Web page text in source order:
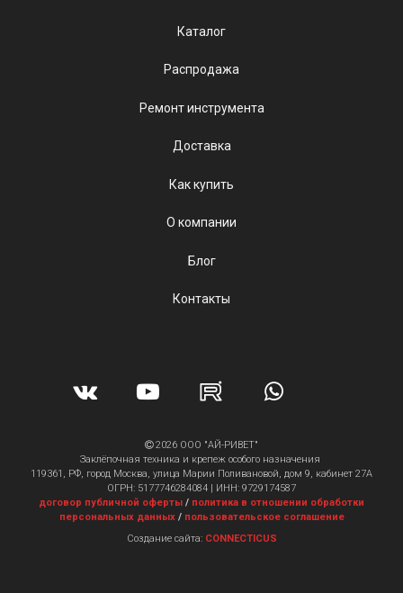
Каталог
Распродажа
Ремонт инструмента
Доставка
Как купить
О компании
Блог
Контакты
2026 ООО "АЙ-РИВЕТ"
Заклёпочная техника и крепеж особого назначения
119361, РФ, город Москва, улица Марии Поливановой, дом 9, кабинет 27А
ОГРН: 5177746284084 | ИНН: 9729174587
договор публичной оферты / политика в отношении обработки
персональных данных/ пользовательское соглашение
Создание сайта: CONNECTICUS